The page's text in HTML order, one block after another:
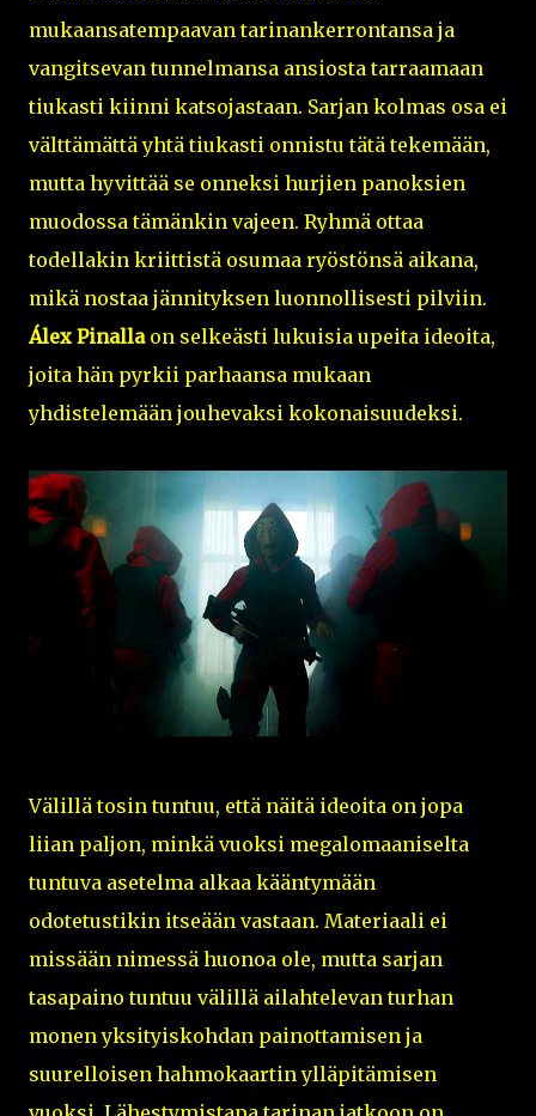
mukaansatempaavan tarinankerrontansa ja
vangitsevan tunnelmansa ansiosta tarraamaan
tiukasti kiinni katsojastaan. Sarjan kolmas osa ei
välttämättä yhtä tiukasti onnistu tätä tekemään,
mutta hyvittää se onneksi hurjien panoksien
muodossa tämänkin vajeen. Ryhmä ottaa
todellakin kriittistä osumaa ryöstönsä aikana,
mikä nostaa jännityksen luonnollisesti pilviin.
Álex Pinallaon selkeästi lukuisia upeita ideoita,
joita hän pyrkii parhaansa mukaan
yhdistelemään jouhevaksi kokonaisuudeksi.
Välillä tosin tuntuu, että näitä ideoita on jopa
liian paljon, minkä vuoksi megalomaaniselta
tuntuva asetelma alkaa kääntymään
odotetustikin itseään vastaan. Materiaali ei
missään nimessä huonoa ole, mutta sarjan
tasapaino tuntuu välillä ailahtelevan turhan
monen yksityiskohdan painottamisen ja
suurelloisen hahmokaartin ylläpitämisen